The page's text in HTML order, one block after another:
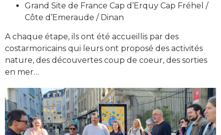
Grand Site de France Cap d’Erquy Cap Fréhel /
Côte d’Emeraude / Dinan
A chaque étape, ils ont été accueillis par des
costarmoricains qui leurs ont proposé des activités
nature, des découvertes coup de coeur, des sorties
en mer…